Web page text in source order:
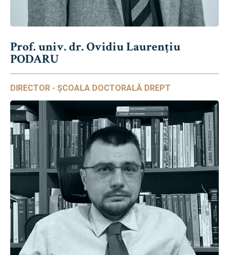
Prof. univ. dr. Ovidiu Laurențiu
PODARU
DIRECTOR - ȘCOALA DOCTORALĂ DREPT